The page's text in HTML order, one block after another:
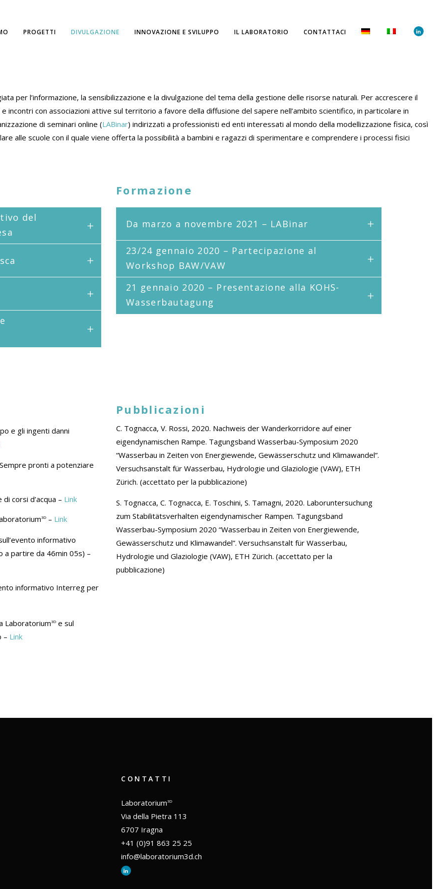
PROGETTI DIVULGAZIONE INNOVAZIONE E SVILUPPO IL LABORATORIO CONTATTACI
per l’informazione, la sensibilizzazione e la divulgazione del tema della gestione delle risorse naturali. Per accrescere il
incontri con associazioni attive sul territorio a favore della diffusione del sapere nell’ambito scientifico, in particolare in
di seminari online (LABinar) indirizzati a professionisti ed enti interessati al mondo della modellizzazione fisica, così
alle scuole con il quale viene offerta la possibilità a bambini e ragazzi di sperimentare e comprendere i processi fisici
del
Formazione
Da marzo a novembre 2021 – LABinar
23/24 gennaio 2020 – Partecipazione al
Workshop BAW/VAW
21 gennaio 2020 – Presentazione alla KOHS-
Wasserbautagung
e gli ingenti danni
pronti a potenziare
corsi d’acqua – Link
3D – Link
informativo
partire da 46min 05s) –
informativo Interreg per
Laboratorium3D e sul
– Link
Pubblicazioni
C. Tognacca, V. Rossi, 2020. Nachweis der Wanderkorridore auf einer
eigendynamischen Rampe. Tagungsband Wasserbau-Symposium 2020
“Wasserbau in Zeiten von Energiewende, Gewässerschutz und Klimawandel”.
Versuchsanstalt für Wasserbau, Hydrologie und Glaziologie (VAW), ETH
Zürich. (accettato per la pubblicazione)
S. Tognacca, C. Tognacca, E. Toschini, S. Tamagni, 2020. Laboruntersuchung
zum Stabilitätsverhalten eigendynamischer Rampen. Tagungsband
Wasserbau-Symposium 2020 “Wasserbau in Zeiten von Energiewende,
Gewässerschutz und Klimawandel”. Versuchsanstalt für Wasserbau,
Hydrologie und Glaziologie (VAW), ETH Zürich. (accettato per la
pubblicazione)
CONTATTI
Laboratorium3D
Via della Pietra 113
6707 Iragna
+41 (0)91 863 25 25
info@laboratorium3d.ch